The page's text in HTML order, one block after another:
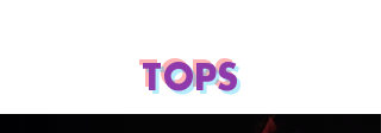
TOPS